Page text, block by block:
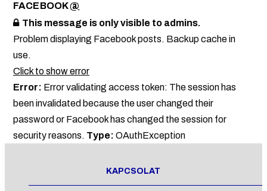
FACEBOOK@
This message is only visible to admins.
Problem displaying Facebook posts. Backup cache in
use.
Click to show error
Error: Error validating access token: The session has
been invalidated because the user changed their
password or Facebook has changed the session for
security reasons. Type: OAuthException
KAPCSOLAT